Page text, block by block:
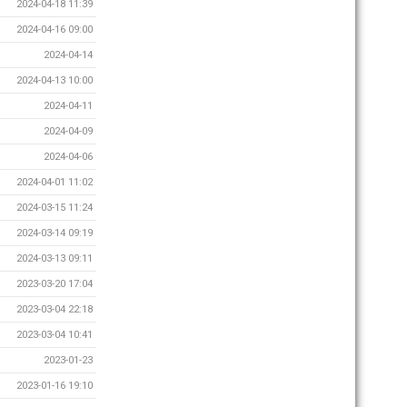
2024-04-18 11:39
2024-04-16 09:00
2024-04-14
2024-04-13 10:00
2024-04-11
2024-04-09
2024-04-06
2024-04-01 11:02
2024-03-15 11:24
2024-03-14 09:19
2024-03-13 09:11
2023-03-20 17:04
2023-03-04 22:18
2023-03-04 10:41
2023-01-23
2023-01-16 19:10